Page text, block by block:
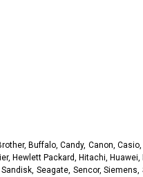
Buffalo, Candy, Canon,
Hewlett Packard, Hitachi, Huawei,
Seagate, Sencor, Siemens,